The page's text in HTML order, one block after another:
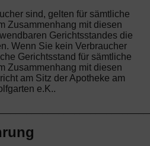
sind, gelten für sämtliche
Zusammenhang mit diesen
Gerichtsstandes die
Wenn Sie kein Verbraucher
Gerichtsstand für sämtliche
Zusammenhang mit diesen
am Sitz der Apotheke am
e.K..